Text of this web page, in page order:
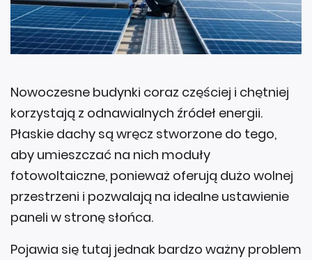
Nowoczesne budynki coraz częściej i chętniej
korzystają z odnawialnych źródeł energii.
Płaskie dachy są wręcz stworzone do tego,
aby umieszczać na nich moduły
fotowoltaiczne, ponieważ oferują dużo wolnej
przestrzeni i pozwalają na idealne ustawienie
paneli w stronę słońca.
Pojawia się tutaj jednak bardzo ważny problem